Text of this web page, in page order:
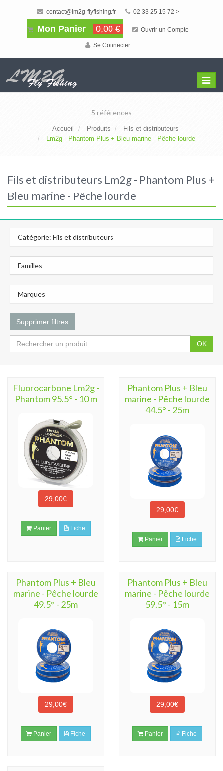
contact@lm2g-flyfishing.fr 02 33 25 15 72 >
Mon Panier 0,00 € Ouvrir un Compte
Se Connecter
Menu
5 références
Accueil Produits
Fils et distributeurs
Lm2g - Phantom Plus + Bleu marine - Pêche lourde
Fils et distributeurs Lm2g - Phantom Plus +
Bleu marine - Pêche lourde
Catégorie: Fils et distributeurs
Familles
Marques
Supprimer filtres
OK
Fluorocarbone Lm2g -
Phantom 95.5° - 10 m
29,00€
Panier Fiche
Phantom Plus + Bleu
marine - Pêche lourde
44.5° - 25m
29,00€
Panier Fiche
Phantom Plus + Bleu
marine - Pêche lourde
49.5° - 25m
29,00€
Panier Fiche
Phantom Plus + Bleu
marine - Pêche lourde
59.5° - 15m
29,00€
Panier Fiche